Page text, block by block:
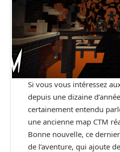
Si vous vous intéressez
depuis une dizaine
certainement entendu
une ancienne map CTM
Bonne nouvelle, ce
de l’aventure, qui ajoute